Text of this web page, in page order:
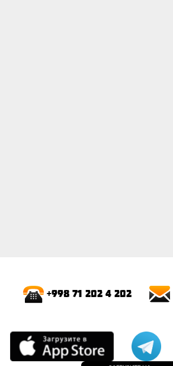
+998 71 202 4 202